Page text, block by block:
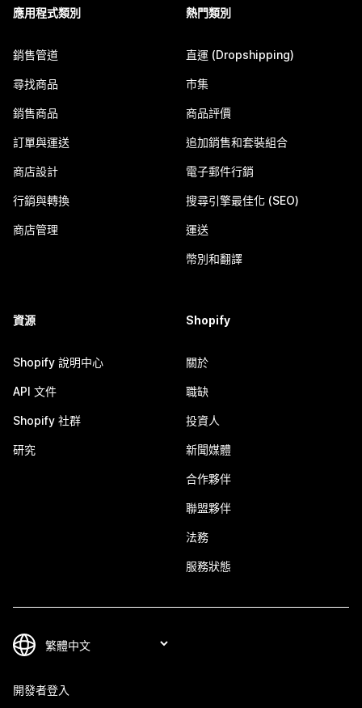
應用程式類別
銷售管道
尋找商品
銷售商品
訂單與運送
商店設計
行銷與轉換
商店管理
熱門類別
直運 (Dropshipping)
市集
商品評價
追加銷售和套裝組合
電子郵件行銷
搜尋引擎最佳化 (SEO)
運送
幣別和翻譯
資源
Shopify 說明中心
API 文件
Shopify 社群
研究
Shopify
關於
職缺
投資人
新聞媒體
合作夥伴
聯盟夥伴
法務
服務狀態
開發者登入